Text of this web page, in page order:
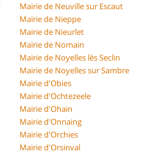
Mairie de Neuville sur Escaut
Mairie de Nieppe
Mairie de Nieurlet
Mairie de Nomain
Mairie de Noyelles lès Seclin
Mairie de Noyelles sur Sambre
Mairie d'Obies
Mairie d'Ochtezeele
Mairie d'Ohain
Mairie d'Onnaing
Mairie d'Orchies
Mairie d'Orsinval